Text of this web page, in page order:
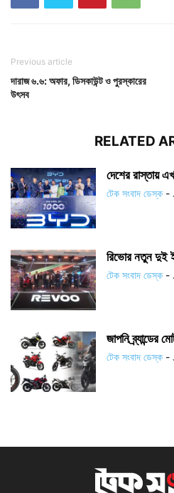
Previous article
দারাজ ৬.৬: অফার, ডিসকাউন্ট ও পুরস্কারের
উৎসব
RELATED
দেশের রাস্তায়
টেক সংবাদ ডেস্ক -
রিভোর নতুন দুই
টেক সংবাদ ডেস্ক -
জাপ‌নি ব্র্যান্ডের
টেক সংবাদ ডেস্ক -